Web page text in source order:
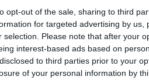
opt-out of the sale, sharing to third
for targeted advertising by
selection. Please note that after your
interest-based ads based on
to third parties prior to your
of your personal information by
fratello di Giulia, i giudici hanno
civili, fra cui il Comune di Ravenna.
il ricorso in appello.